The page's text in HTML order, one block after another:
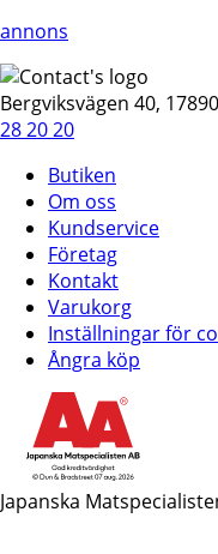
annons
Bergviksvägen 40,
28 20 20
Butiken
Om oss
Kundservice
Företag
Kontakt
Varukorg
Inställningar för
Ångra köp
Japanska